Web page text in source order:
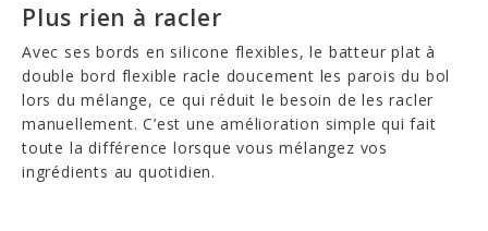
Plus rien à racler
Avec ses bords en silicone flexibles, le batteur plat à
double bord flexible racle doucement les parois du bol
lors du mélange, ce qui réduit le besoin de les racler
manuellement. C’est une amélioration simple qui fait
toute la différence lorsque vous mélangez vos
ingrédients au quotidien.